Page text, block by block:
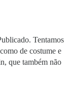
Tentamos
de costume e
que também não